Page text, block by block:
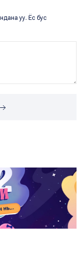
уу. Ёс бус